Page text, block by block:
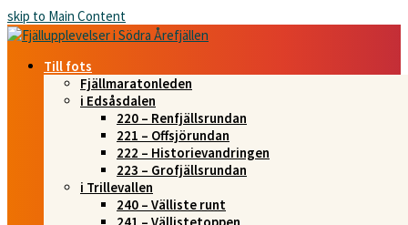
skip to Main Content
Till fots
Fjällmaratonleden
i Edsåsdalen
220 – Renfjällsrundan
221 – Offsjörundan
222 – Historievandringen
223 – Grofjällsrundan
i Trillevallen
240 – Välliste runt